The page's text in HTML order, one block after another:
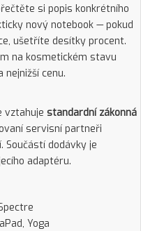
si popis konkrétního
nový notebook — pokud
ušetříte desítky procent.
na kosmetickém stavu
nejnižší cenu.
vztahuje standardní zákonná
servisní partneři
Součástí dodávky je
adaptéru.
Yoga